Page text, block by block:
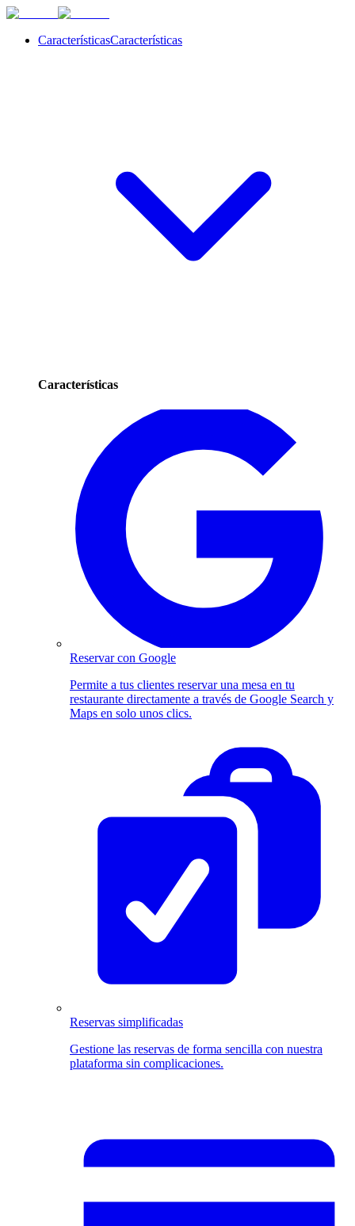
CaracterísticasCaracterísticas
Características
Reservar con Google
Permite a tus clientes reservar una mesa en tu
restaurante directamente a través de Google Search y
Maps en solo unos clics.
Reservas simplificadas
Gestione las reservas de forma sencilla con nuestra
plataforma sin complicaciones.